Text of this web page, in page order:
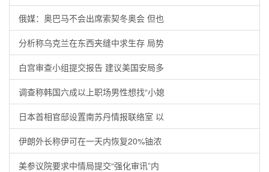
俄媒：奥巴马不会出席索契冬奥会 但也
分析称乌克兰在东西夹缝中求生存 局势
白宫审查小组提交报告 建议美国安局多
调查称韩国六成以上职场男性想找“小媳
日本首相官邸设置南苏丹情报联络室 以
伊朗外长称伊可在一天内恢复20%铀浓
美参议院要求中情局提交“强化审讯”内